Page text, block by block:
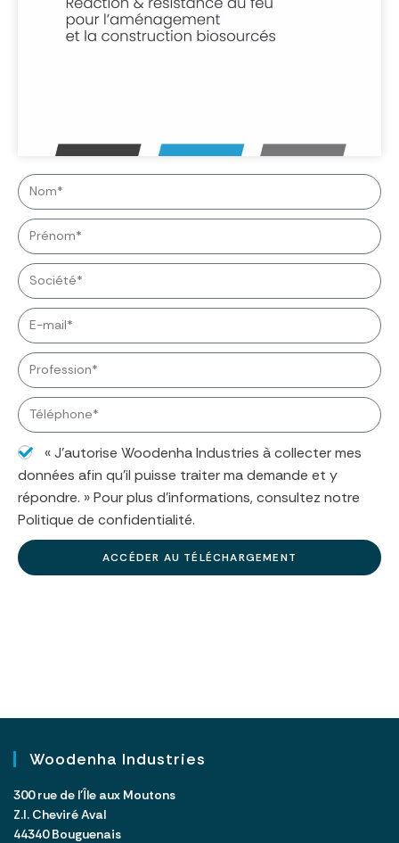
« J’autorise Woodenha Industries à collecter mes
données afin qu'il puisse traiter ma demande et y
répondre. » Pour plus d'informations, consultez notre
Politique de confidentialité.
ACCÉDER AU TÉLÉCHARGEMENT
a
v
e
:
Woodenha Industries
300 rue de l’Île aux Moutons
Z.I. Cheviré Aval
44340 Bouguenais